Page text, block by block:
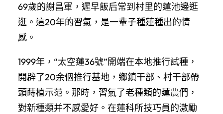
69歲的謝昌軍，遲早飯后常到村里的蓮池邊逛
逛。這20年的習氣，是一輩子種蓮種出的情
感。
1999年，“太空蓮36號”開端在本地推行試種，
開辟了20余個推行基地，鄉鎮干部、村干部帶
頭蒔植示范。那時，習氣了老種類的蓮農們，
對新種類并不感愛好。在蓮科所技巧員的激勵